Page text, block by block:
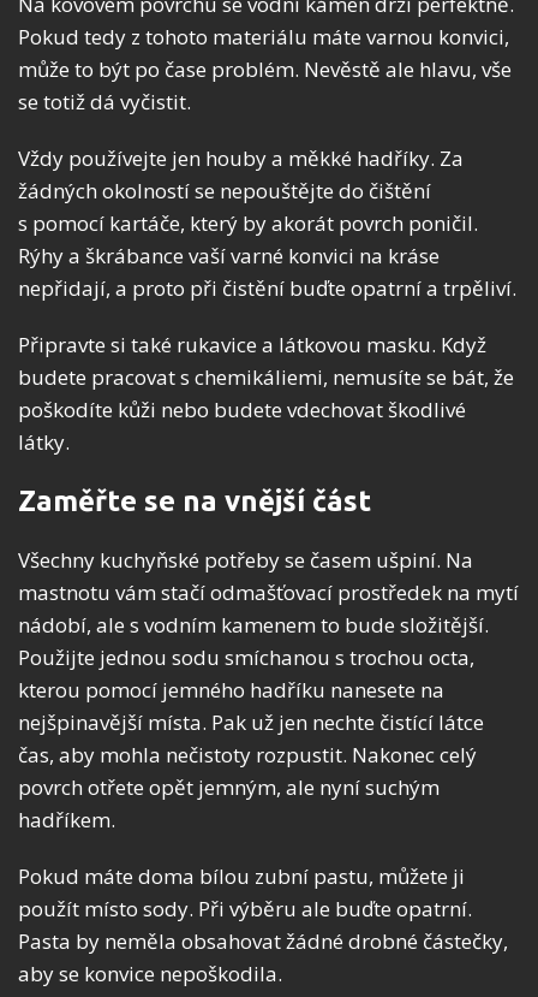
Pokud tedy z tohoto materiálu máte varnou konvici,
může to být po čase problém. Nevěstě ale hlavu, vše
se totiž dá vyčistit.
Vždy používejte jen houby a měkké hadříky. Za
žádných okolností se nepouštějte do čištění
s pomocí kartáče, který by akorát povrch poničil.
Rýhy a škrábance vaší varné konvici na kráse
nepřidají, a proto při čistění buďte opatrní a trpěliví.
Připravte si také rukavice a látkovou masku. Když
budete pracovat s chemikáliemi, nemusíte se bát, že
poškodíte kůži nebo budete vdechovat škodlivé
látky.
Zaměřte se na vnější část
Všechny kuchyňské potřeby se časem ušpiní. Na
mastnotu vám stačí odmašťovací prostředek na mytí
nádobí, ale s vodním kamenem to bude složitější.
Použijte jednou sodu smíchanou s trochou octa,
kterou pomocí jemného hadříku nanesete na
nejšpinavější místa. Pak už jen nechte čistící látce
čas, aby mohla nečistoty rozpustit. Nakonec celý
povrch otřete opět jemným, ale nyní suchým
hadříkem.
Pokud máte doma bílou zubní pastu, můžete ji
použít místo sody. Při výběru ale buďte opatrní.
Pasta by neměla obsahovat žádné drobné částečky,
aby se konvice nepoškodila.